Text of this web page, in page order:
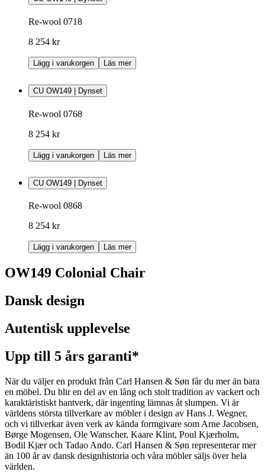
Re-wool 0718
8 254 kr
Lägg i varukorgen Läs mer
CU OW149 | Dynset
Re-wool 0768
8 254 kr
Lägg i varukorgen Läs mer
CU OW149 | Dynset
Re-wool 0868
8 254 kr
Lägg i varukorgen Läs mer
OW149 Colonial Chair
Dansk design
Autentisk upplevelse
Upp till 5 års garanti*
När du väljer en produkt från Carl Hansen & Søn får du mer än bara
en möbel. Du blir en del av en lång och stolt tradition av vackert och
karaktäristiskt hantverk, där ingenting lämnas åt slumpen. Vi är
världens största tillverkare av möbler i design av Hans J. Wegner,
och vi tillverkar även verk av kända formgivare som Arne Jacobsen,
Børge Mogensen, Ole Wanscher, Kaare Klint, Poul Kjærholm,
Bodil Kjær och Tadao Ando. Carl Hansen & Søn representerar mer
än 100 år av dansk designhistoria och våra möbler säljs över hela
världen.